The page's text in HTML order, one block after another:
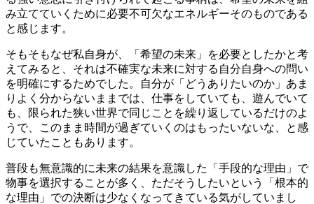
み立てていくために必要不可欠なエネルギーそのものである
と感じます。
そもそもなぜ私自身が、「希望の未来」を必要としたかと考
えてみると、それは不確実な未来に対する自分自身への問い
を明確にするためでした。自分が「どうありたいのか」あま
りよく分からないままでは、仕事をしていても、遊んでいて
も、限られた狭い世界で同じことを繰り返しているだけのよ
うで、このまま時間が過ぎていくのはもったいないな、と感
じていたこともあります。
普段も無意識的に未来の結果を意識した「手段的な理由」で
物事を選択することが多く、ただそうしたいという「根本的
な理由」での決断は少なくなってきている気がしていまし